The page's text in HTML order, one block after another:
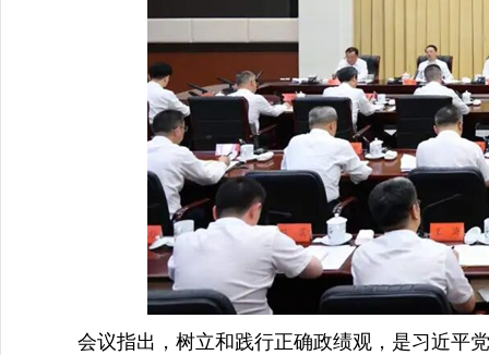
会议指出，树立和践行正确政绩观，是习近平党